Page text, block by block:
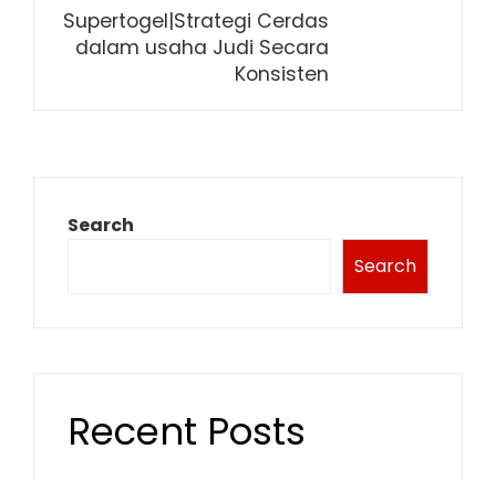
Supertogel|Strategi Cerdas
dalam usaha Judi Secara
Konsisten
Search
Search
Recent Posts